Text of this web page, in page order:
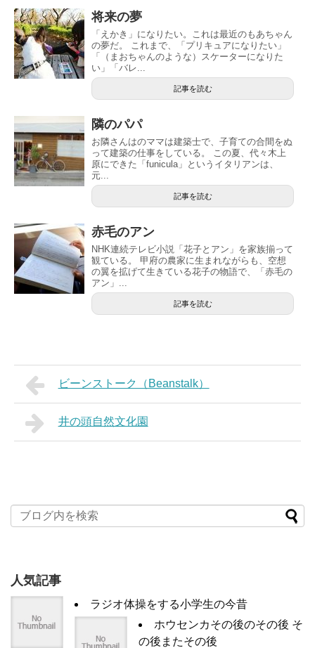
将来の夢
「えかき」になりたい。これは最近のもあちゃん
の夢だ。 これまで、「プリキュアになりたい」
「（まおちゃんのような）スケーターになりた
い」「バレ...
記事を読む
隣のパパ
お隣さんはのママは建築士で、子育ての合間をぬ
って建築の仕事をしている。 この夏、代々木上
原にできた「funicula」というイタリアンは、
元...
記事を読む
赤毛のアン
NHK連続テレビ小説「花子とアン」を家族揃って
観ている。 甲府の農家に生まれながらも、空想
の翼を拡げて生きている花子の物語で、「赤毛の
アン」...
記事を読む
ビーンストーク（Beanstalk）
井の頭自然文化園
人気記事
ラジオ体操をする小学生の今昔
ホウセンカその後のその後 そ
の後またその後